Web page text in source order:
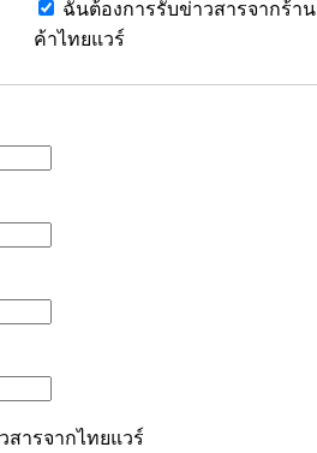
ฉันต้องการรับข่าวสารจากร้าน
ค้าไทยแวร์
สารจากไทยแวร์